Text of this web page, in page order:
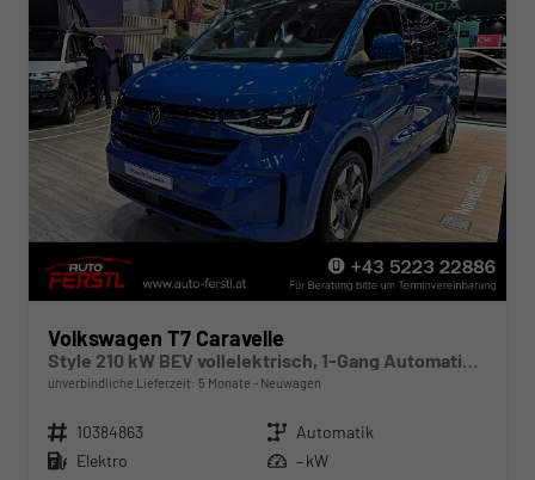
Volkswagen T7 Caravelle
Style 210 kW BEV vollelektrisch, 1-Gang Automatik, Heckantrieb, 8 Sitze, Klimaautomatik 3 Zonen, Navigationssystem, Rückkamera, Fahrerassistenzpaket Plus,
unverbindliche Lieferzeit: 5 Monate Neuwagen
Fahrzeugnr. 10384863 Getriebe Automatik
Kraftstoff Elektro Leistung – kW